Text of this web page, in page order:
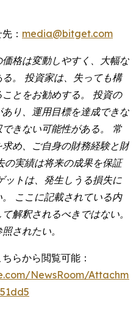
： media@bitget.com
格は変動しやすく、大幅な
。 投資家は、失っても構
とをお勧めする。 投資の
り、運用目標を達成できな
きない可能性がある。 常
め、ご自身の財務経験と財
の実績は将来の成果を保証
ットは、発生しうる損失に
ここに記載されている内
解釈されるべきではない。
されたい。
らから閲覧可能：
NewsRoom/